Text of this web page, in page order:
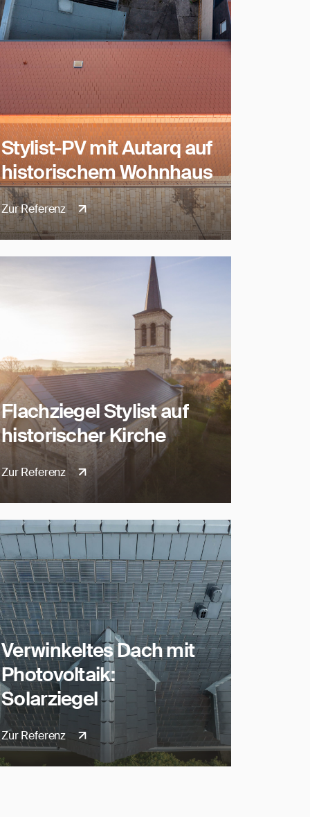
Stylist-PV mit Autarq auf
historischem Wohnhaus
Zur Referenz
Flachziegel Stylist auf
historischer Kirche
Zur Referenz
Verwinkeltes Dach mit
Photovoltaik:
Solarziegel
Zur Referenz